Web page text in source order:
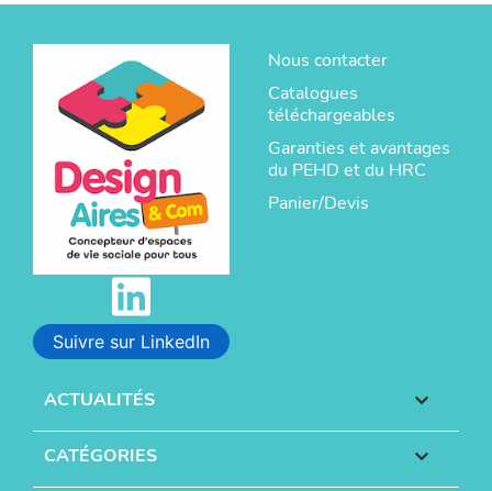
Suivre sur LinkedIn
Nous contacter
Catalogues
téléchargeables
Garanties et avantages
du PEHD et du HRC
Panier/Devis
ACTUALITÉS 
CATÉGORIES 